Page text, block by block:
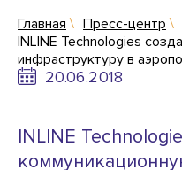
Главная Пресс-центр
INLINE Technologies
инфраструктуру в
20.06.2018
INLINE